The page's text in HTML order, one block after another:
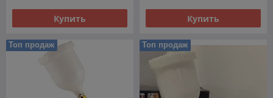
Купить Купить
Топ продаж Топ продаж